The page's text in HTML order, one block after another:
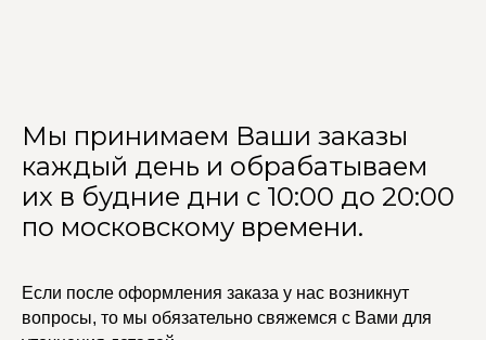
Мы принимаем Ваши заказы
каждый день и обрабатываем
их в будние дни с 10:00 до 20:00
по московскому времени.
Если после оформления заказа у нас возникнут
вопросы, то мы обязательно свяжемся с Вами для